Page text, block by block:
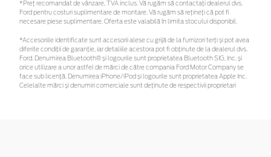
*Preţ recomandat de vânzare, TVA inclus. Vă rugăm să contactaţi dealerul dvs.
Ford pentru costuri suplimentare de montare. Vă rugăm să rețineți că pot fi
necesare piese suplimentare. Oferta este valabilă în limita stocului disponibil.
*Accesoriile identificate sunt accesorii alese cu grijă de la furnizori terți și pot avea
diferite condiții de garanție, iar detaliile acestora pot fi obținute de la dealerul dvs.
Ford. Denumirea Bluetooth® și logourile sunt proprietatea Bluetooth SIG, Inc. și
orice utilizare a unor astfel de mărci de către compania Ford Motor Company se
face sub licență. Denumirea iPhone/iPod și logourile sunt proprietatea Apple Inc.
Celelalte mărci și denumiri comerciale sunt deținute de respectivii proprietari